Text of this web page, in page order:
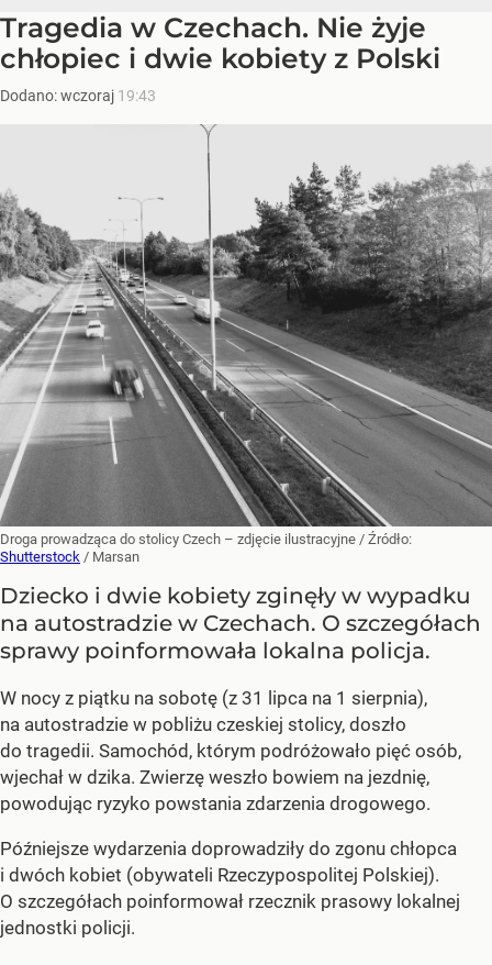
Tragedia w Czechach. Nie żyje
chłopiec i dwie kobiety z Polski
Dodano:wczoraj 19:43
Droga prowadząca do stolicy Czech – zdjęcie ilustracyjne / Źródło:
Shutterstock / Marsan
Dziecko i dwie kobiety zginęły w wypadku
na autostradzie w Czechach. O szczegółach
sprawy poinformowała lokalna policja.
W nocy z piątku na sobotę (z 31 lipca na 1 sierpnia),
na autostradzie w pobliżu czeskiej stolicy, doszło
do tragedii. Samochód, którym podróżowało pięć osób,
wjechał w dzika. Zwierzę weszło bowiem na jezdnię,
powodując ryzyko powstania zdarzenia drogowego.
Późniejsze wydarzenia doprowadziły do zgonu chłopca
i dwóch kobiet (obywateli Rzeczypospolitej Polskiej).
O szczegółach poinformował rzecznik prasowy lokalnej
jednostki policji.